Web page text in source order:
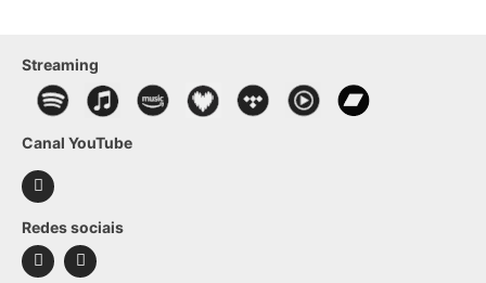
Streaming
Canal YouTube
Redes sociais